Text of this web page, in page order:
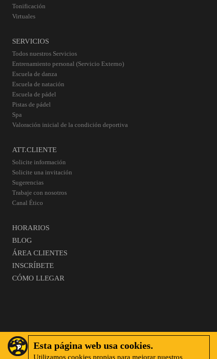
Tonificación
Virtuales
SERVICIOS
Todos nuestros Servicios
Entrenamiento personal (Servicio Externo)
Escuela de danza
Escuela de natación
Escuela de pádel
Pistas de pádel
Spa
Valoración inicial de la condición deportiva
ATT.CLIENTE
Solicite información
Solicite una invitación
Sugerencias
Trabaje con nosotros
Canal Ético
HORARIOS
BLOG
ÁREA CLIENTES
INSCRÍBETE
CÓMO LLEGAR
Esta página web usa cookies.
Utilizamos cookies propias para mejorar nuestros